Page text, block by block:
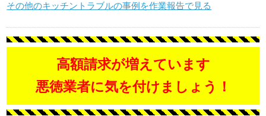
その他のキッチントラブルの事例を作業報告で見る
高額請求が増えています
悪徳業者に気を付けましょう！